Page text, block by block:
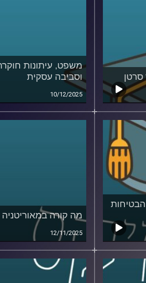
סרטן
משפט, עיתונות
וסביבה עסקית
10/12/2025
מה קורה
12/11/2025